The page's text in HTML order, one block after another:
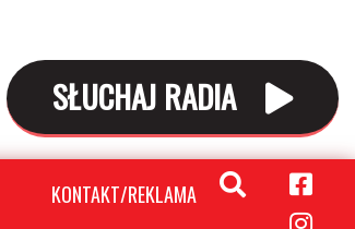
SŁUCHAJ RADIA
KONTAKT/REKLAMA